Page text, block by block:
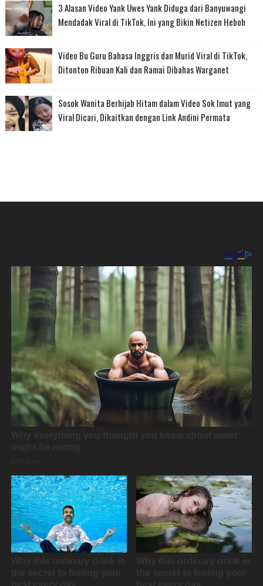
3 Alasan Video Yank Uwes Yank Diduga dari Banyuwangi
Mendadak Viral di TikTok, Ini yang Bikin Netizen Heboh
Video Bu Guru Bahasa Inggris dan Murid Viral di TikTok,
Ditonton Ribuan Kali dan Ramai Dibahas Warganet
Sosok Wanita Berhijab Hitam dalam Video Sok Imut yang
Viral Dicari, Dikaitkan dengan Link Andini Permata